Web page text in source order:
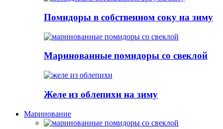
Помидоры в собственном соку на зиму
Маринованные помидоры со свеклой
Желе из облепихи на зиму
Маринование